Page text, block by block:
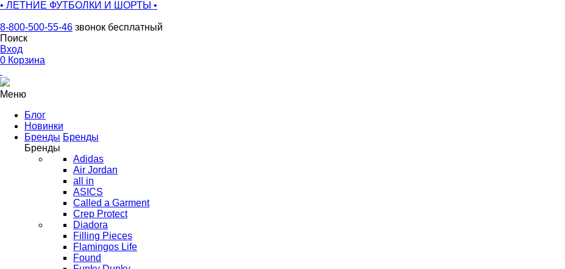
• ЛЕТНИЕ ФУТБОЛКИ И ШОРТЫ •
8-800-500-55-46 звонок бесплатный
Поиск
Вход
0 Корзина
Меню
Блог
Новинки
Бренды Бренды
Бренды
Adidas
Air Jordan
all in
ASICS
Called a Garment
Crep Protect
Diadora
Filling Pieces
Flamingos Life
Found